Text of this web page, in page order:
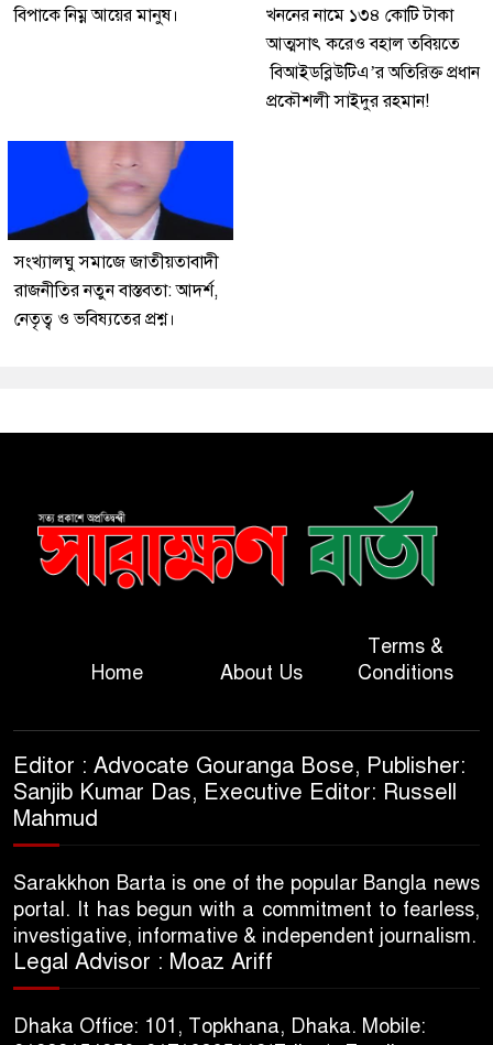
বিপাকে নিম্ন আয়ের মানুষ।
খননের নামে ১৩৪ কোটি টাকা
আত্মসাৎ করেও বহাল তবিয়তে
বিআইডব্লিউটিএ’র অতিরিক্ত প্রধান
প্রকৌশলী সাইদুর রহমান!
সংখ্যালঘু সমাজে জাতীয়তাবাদী
রাজনীতির নতুন বাস্তবতা: আদর্শ,
নেতৃত্ব ও ভবিষ্যতের প্রশ্ন।
Home About Us
Terms &
Conditions
Editor : Advocate Gouranga Bose, Publisher:
Sanjib Kumar Das, Executive Editor: Russell
Mahmud
Sarakkhon Barta is one of the popular Bangla news
portal. It has begun with a commitment to fearless,
investigative, informative & independent journalism.
Legal Advisor : Moaz Ariff
Dhaka Office: 101, Topkhana, Dhaka. Mobile: